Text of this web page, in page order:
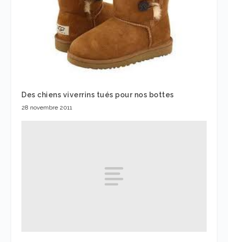
Des chiens viverrins tués pour nos bottes
28 novembre 2011